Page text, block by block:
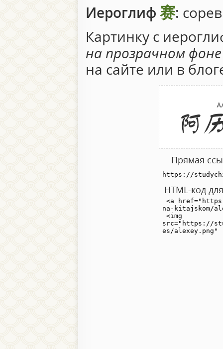
Иероглиф 赛:
Картинку с
на прозрачном фоне
на сайте или в
Прямая
HTML-код